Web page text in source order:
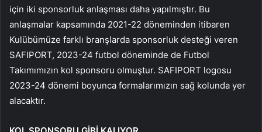
için iki sponsorluk anlaşması daha yapılmıştır. Bu
anlaşmalar kapsamında 2021-22 döneminden itibaren
Kulübümüze farklı branşlarda sponsorluk desteği veren
SAFIPORT, 2023-24 futbol döneminde de Futbol
Takımımızın kol sponsoru olmuştur. SAFIPORT logosu
2023-24 dönemi boyunca formalarımızın sağ kolunda yer
alacaktır.